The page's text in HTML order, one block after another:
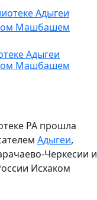
Адыгеи
Машбашем
РА прошла
Адыгеи,
Черкесии и
Исхаком